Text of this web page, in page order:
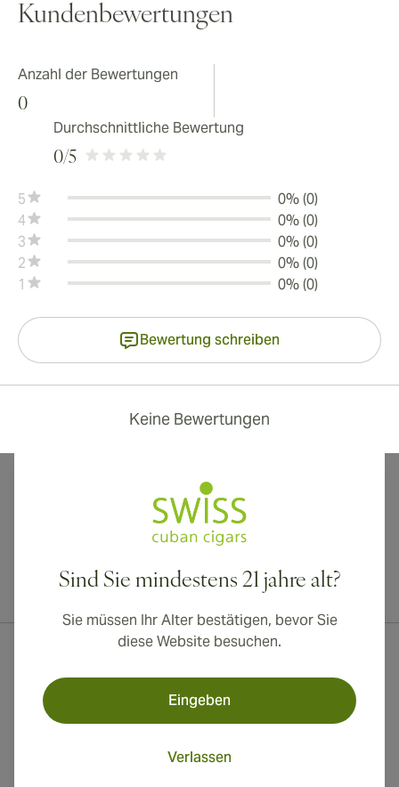
Kundenbewertungen
Anzahl der Bewertungen
0
Durchschnittliche Bewertung
0/5
5
0% (0)
4
0% (0)
3
0% (0)
2
0% (0)
1
0% (0)
Bewertung schreiben
Keine Bewertungen
Sind Sie mindestens 21 jahre alt?
Sie müssen Ihr Alter bestätigen, bevor Sie
diese Website besuchen.
Eingeben
Verlassen
Internationaler Versand nach Kanada, Vereinigtes Königreich und